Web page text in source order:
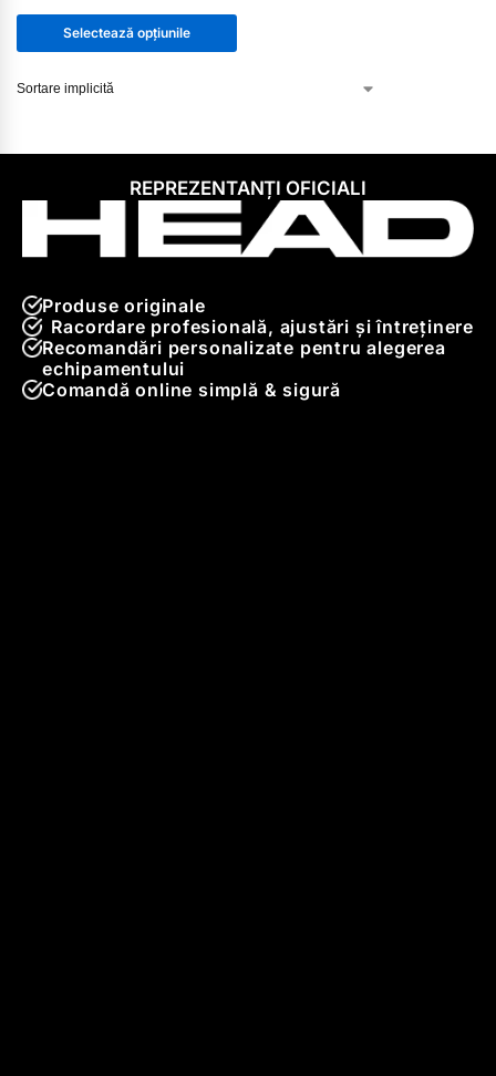
Selectează opțiunile
REPREZENTANȚI OFICIALI
Produse originale
Racordare profesională, ajustări și întreținere
Recomandări personalizate pentru alegerea
echipamentului
Comandă online simplă & sigură